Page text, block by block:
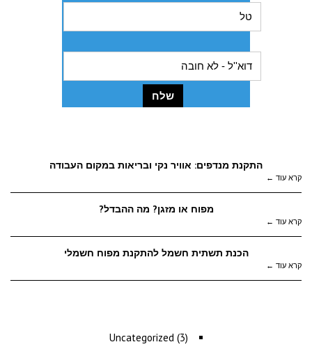
התקנת מנדפים: אוויר נקי ובריאות במקום העבודה
קרא עוד ←
מפוח או מזגן? מה ההבדל?
קרא עוד ←
הכנת תשתית חשמל להתקנת מפוח חשמלי
קרא עוד ←
Uncategorized (3)